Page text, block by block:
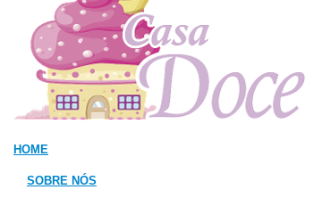
HOME
SOBRE NÓS